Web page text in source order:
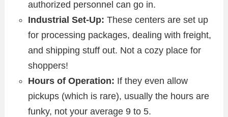
authorized personnel can go in.
Industrial Set-Up: These centers are set up
for processing packages, dealing with freight,
and shipping stuff out. Not a cozy place for
shoppers!
Hours of Operation: If they even allow
pickups (which is rare), usually the hours are
funky, not your average 9 to 5.